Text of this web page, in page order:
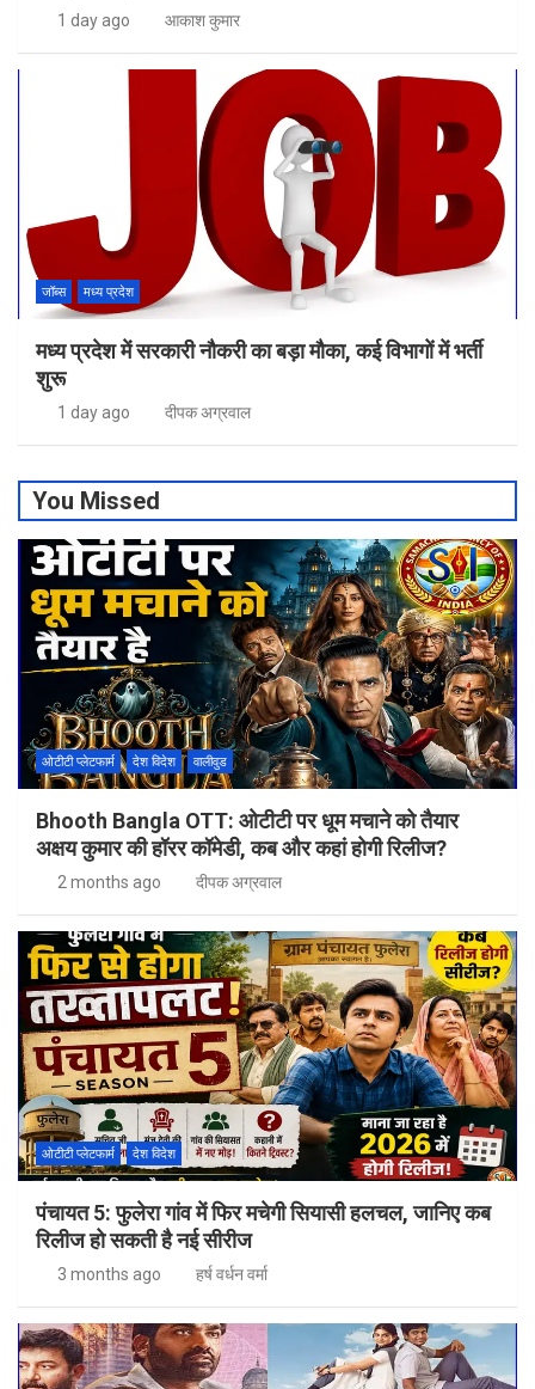
1 day ago आकाश कुमार
जॉब्स मध्य प्रदेश
मध्य प्रदेश में सरकारी नौकरी का बड़ा मौका, कई विभागों में भर्ती
शुरू
1 day ago दीपक अग्रवाल
You Missed
ओटीटी प्लेटफार्म देश विदेश वालीवुड
Bhooth Bangla OTT: ओटीटी पर धूम मचाने को तैयार
अक्षय कुमार की हॉरर कॉमेडी, कब और कहां होगी रिलीज?
2 months ago दीपक अग्रवाल
ओटीटी प्लेटफार्म देश विदेश
पंचायत 5: फुलेरा गांव में फिर मचेगी सियासी हलचल, जानिए कब
रिलीज हो सकती है नई सीरीज
3 months ago हर्ष वर्धन वर्मा